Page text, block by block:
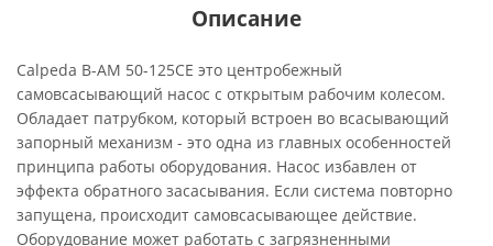
Описание
Calpeda B-AM 50-125CE это центробежный
самовсасывающий насос с открытым рабочим колесом.
Обладает патрубком, который встроен во всасывающий
запорный механизм - это одна из главных особенностей
принципа работы оборудования. Насос избавлен от
эффекта обратного засасывания. Если система повторно
запущена, происходит самовсасывающее действие.
Оборудование может работать с загрязненными